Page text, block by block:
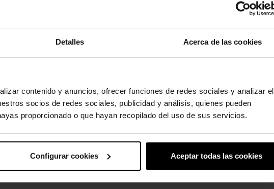
Detalles Acerca de las cookies
contenido y anuncios, ofrecer funciones de redes sociales y analizar el
socios de redes sociales, publicidad y análisis, quienes pueden
proporcionado o que hayan recopilado del uso de sus servicios.
Configurar cookies Aceptar todas las cookies
compraram: